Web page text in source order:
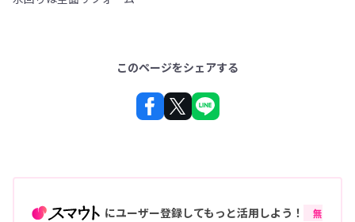
このページをシェアする
にユーザー登録してもっと活用しよう！
無